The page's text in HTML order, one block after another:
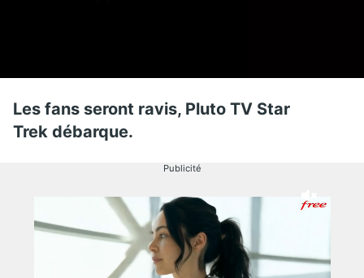
Les fans seront ravis, Pluto TV Star
Trek débarque.
Publicité